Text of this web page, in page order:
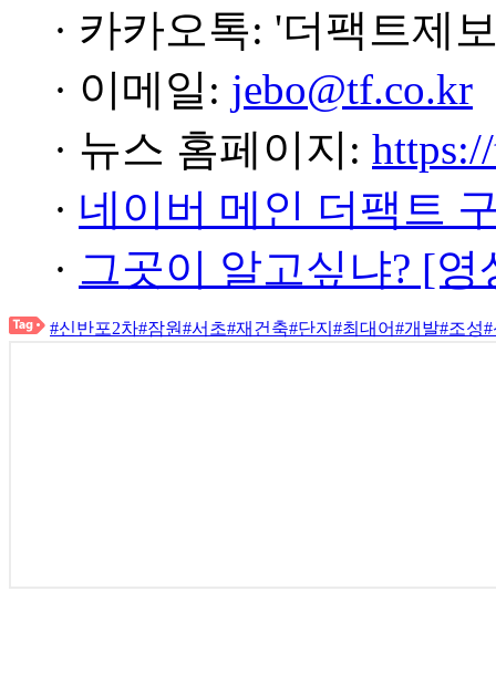
· 카카오톡: '더팩트제
· 이메일: jebo@tf.co.kr
· 뉴스 홈페이지:
· 네이버 메인 더팩트
· 그곳이 알고싶냐? [
#신반포2차#잠원#서초#재건축#단지 #최대어#개발#조성